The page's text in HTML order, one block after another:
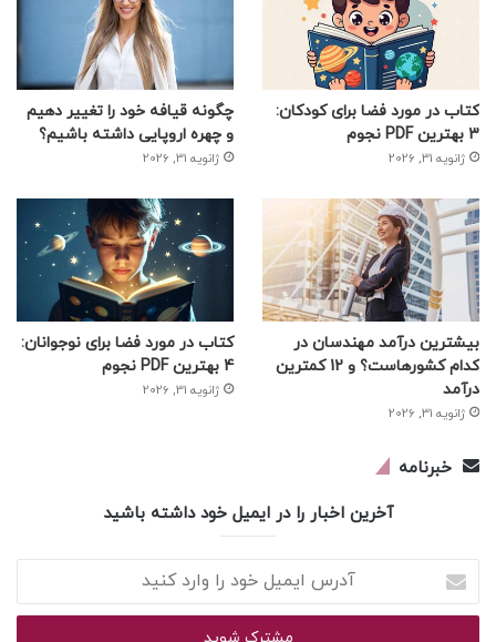
کتاب در مورد فضا برای کودکان:
3 بهترین PDF نجوم
ژانویه 31, 2026
چگونه قیافه خود را تغییر دهیم
و چهره اروپایی داشته باشیم؟
ژانویه 31, 2026
بیشترین درآمد مهندسان در
کدام کشورهاست؟ و 12 کمترین
درآمد
ژانویه 31, 2026
کتاب در مورد فضا برای نوجوانان:
4 بهترین PDF نجوم
ژانویه 31, 2026
خبرنامه
آخرین اخبار را در ایمیل خود داشته باشید
ایمیل
خود